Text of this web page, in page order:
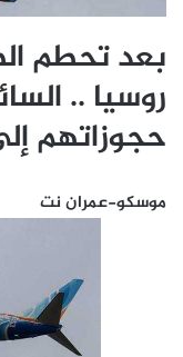
بعد تحطم
روسيا ..
حجوزاتهم
موسكو-عمران نت